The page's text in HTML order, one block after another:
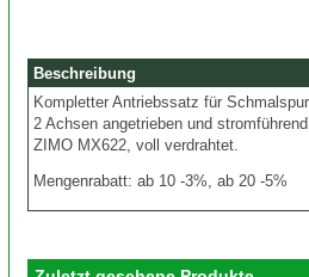
Beschreibung
Kompletter Antriebssatz für
2 Achsen angetrieben und
ZIMO MX622, voll verdrahtet.
Mengenrabatt: ab 10 -3%, ab 20 -5%